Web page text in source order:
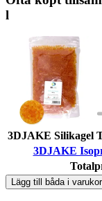
l
3DJAKE Silikagel
3DJAKE
Lägg till båda i